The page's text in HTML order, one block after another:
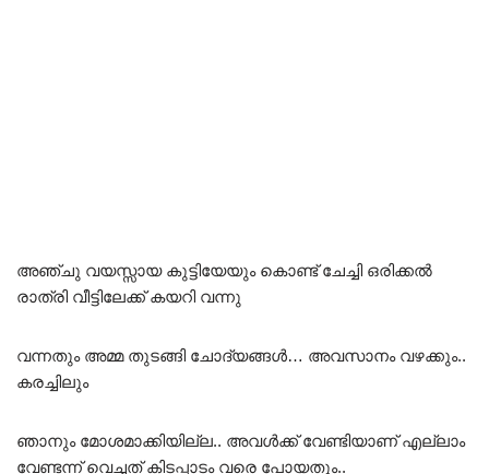
അഞ്ചു വയസ്സായ കുട്ടിയേയും കൊണ്ട് ചേച്ചി ഒരിക്കൽ
രാത്രി വീട്ടിലേക്ക് കയറി വന്നു
വന്നതും അമ്മ തുടങ്ങി ചോദ്യങ്ങൾ… അവസാനം വഴക്കും..
കരച്ചിലും
ഞാനും മോശമാക്കിയില്ല.. അവൾക്ക് വേണ്ടിയാണ് എല്ലാം
വേണ്ടന്ന് വെച്ചത് കിടപ്പാടം വരെ പോയതും..